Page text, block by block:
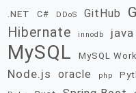
.NET C# DDoS GitHub
Hibernate innodb java
MySQL MySQL
Node.js oracle php